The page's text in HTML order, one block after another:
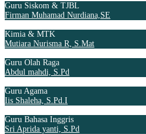
Guru Siskom & TJBL
Firman Muhamad Nurdiana,SE
Kimia & MTK
Mutiara Nurisma R, S.Mat
Guru Olah Raga
Abdul mahdi, S.Pd
Guru Agama
Iis Shaleha, S.Pd.I
Guru Bahasa Inggris
Sri Aprida yanti, S.Pd